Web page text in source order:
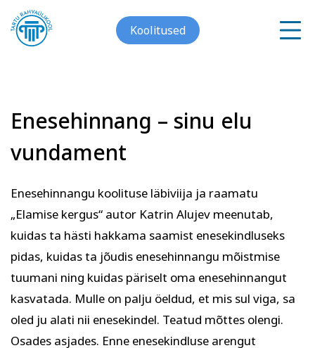
Koolitused
Psühholoogia ja
eneseareng
Meist
Kontakt
Blogi
Projektid
Grupitellimused
Enesehinnang – sinu elu
vundament
Enesehinnangu koolituse läbiviija ja raamatu
„Elamise kergus“ autor Katrin Alujev meenutab,
kuidas ta hästi hakkama saamist enesekindluseks
pidas, kuidas ta jõudis enesehinnangu mõistmise
tuumani ning kuidas päriselt oma enesehinnangut
kasvatada. Mulle on palju öeldud, et mis sul viga, sa
oled ju alati nii enesekindel. Teatud mõttes olengi.
Osades asjades. Enne enesekindluse arengut